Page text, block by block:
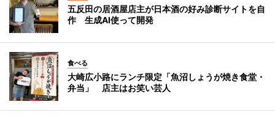
五反田の居酒屋店主が日本酒の好み診断サイトを自
作 生成AI使って開発
食べる
大崎広小路にランチ限定「魚沼しょうが焼き食堂・
弁当」 店主はお笑い芸人